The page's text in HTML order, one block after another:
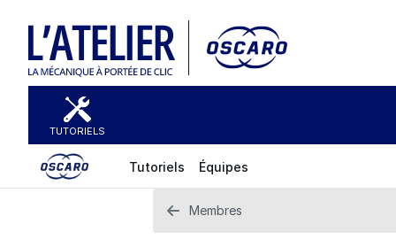
TUTORIELS
Tutoriels Équipes
Membres